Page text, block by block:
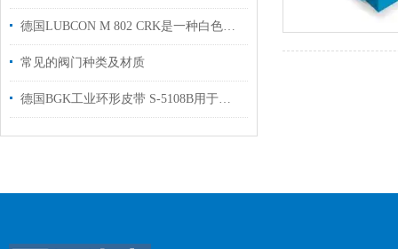
德国LUBCON M 802 CRK是一种白色的特殊润滑脂介绍
常见的阀门种类及材质
德国BGK工业环形皮带 S-5108B用于汽车行业硅胶涂层涤棉面料